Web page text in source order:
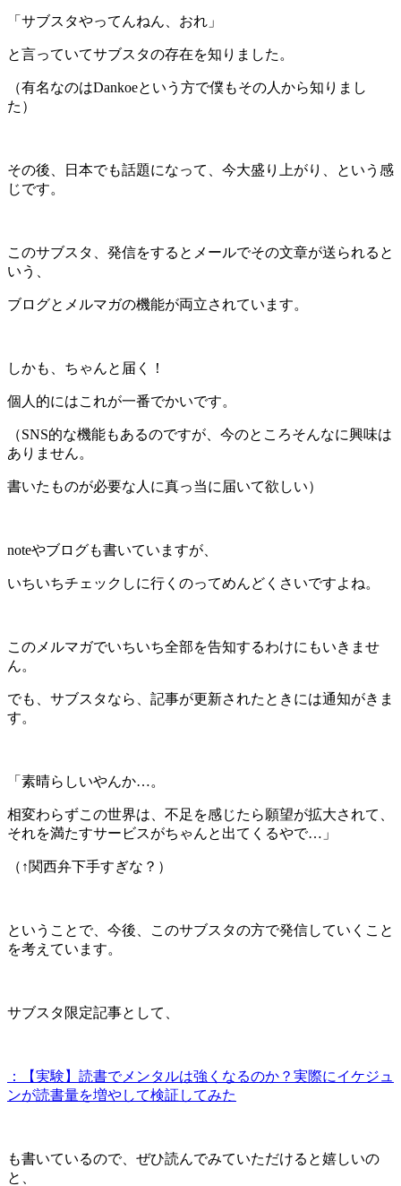
「サブスタやってんねん、おれ」
と言っていてサブスタの存在を知りました。
（有名なのはDankoeという方で僕もその人から知りまし
た）
その後、日本でも話題になって、今大盛り上がり、という感
じです。
このサブスタ、発信をするとメールでその文章が送られると
いう、
ブログとメルマガの機能が両立されています。
しかも、ちゃんと届く！
個人的にはこれが一番でかいです。
（SNS的な機能もあるのですが、今のところそんなに興味は
ありません。
書いたものが必要な人に真っ当に届いて欲しい）
noteやブログも書いていますが、
いちいちチェックしに行くのってめんどくさいですよね。
このメルマガでいちいち全部を告知するわけにもいきませ
ん。
でも、サブスタなら、記事が更新されたときには通知がきま
す。
「素晴らしいやんか…。
相変わらずこの世界は、不足を感じたら願望が拡大されて、
それを満たすサービスがちゃんと出てくるやで…」
（↑関西弁下手すぎな？）
ということで、今後、このサブスタの方で発信していくこと
を考えています。
サブスタ限定記事として、
：【実験】読書でメンタルは強くなるのか？実際にイケジュ
ンが読書量を増やして検証してみた
も書いているので、ぜひ読んでみていただけると嬉しいの
と、